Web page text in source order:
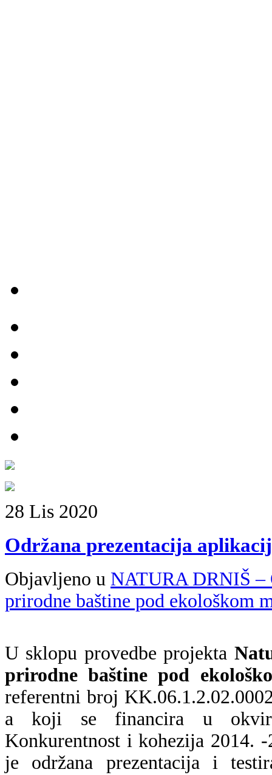
28 Lis 2020
Održana prezentacija
Objavljeno u NATURA DRNIŠ –
prirodne baštine pod ekološkom
U sklopu provedbe projekta
prirodne baštine pod
referentni broj
a koji se financira u okviru
Konkurentnost i kohezija 2014.
je održana prezentacija i